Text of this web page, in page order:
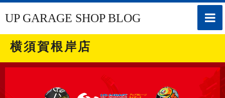
toggle
UP GARAGE SHOP BLOG
横須賀根岸店